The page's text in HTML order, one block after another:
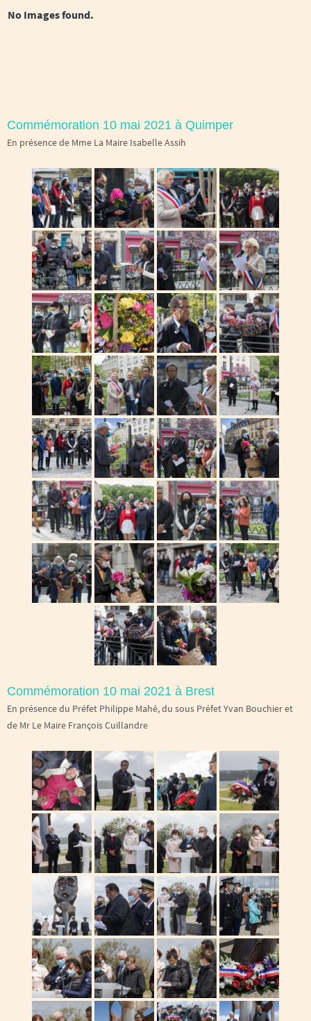
No Images found.
Commémoration 10 mai 2021 à Quimper
En présence de Mme La Maire Isabelle Assih
Commémoration 10 mai 2021 à Brest
En présence du Préfet Philippe Mahé, du sous Préfet Yvan Bouchier et
de Mr Le Maire François Cuillandre